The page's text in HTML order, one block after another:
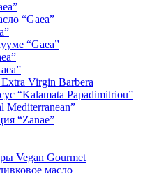
“Gaea”
“Gaea”
Virgin Barbera
“Kalamata Papadimitriou”
Mediterranean”
“Zanae”
Vegan Gourmet
масло